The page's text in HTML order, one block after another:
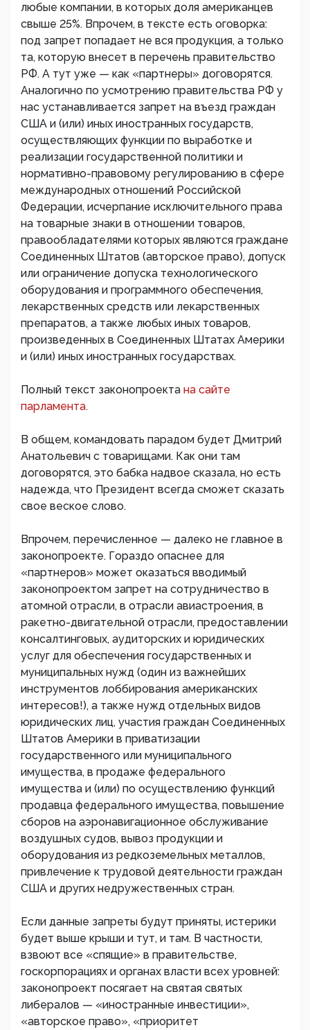
любые компании, в которых доля американцев
свыше 25%. Впрочем, в тексте есть оговорка:
под запрет попадает не вся продукция, а только
та, которую внесет в перечень правительство
РФ. А тут уже — как «партнеры» договорятся.
Аналогично по усмотрению правительства РФ у
нас устанавливается запрет на въезд граждан
США и (или) иных иностранных государств,
осуществляющих функции по выработке и
реализации государственной политики и
нормативно-правовому регулированию в сфере
международных отношений Российской
Федерации, исчерпание исключительного права
на товарные знаки в отношении товаров,
правообладателями которых являются граждане
Соединенных Штатов (авторское право), допуск
или ограничение допуска технологического
оборудования и программного обеспечения,
лекарственных средств или лекарственных
препаратов, а также любых иных товаров,
произведенных в Соединенных Штатах Америки
и (или) иных иностранных государствах.
Полный текст законопроекта на сайте
парламента.
В общем, командовать парадом будет Дмитрий
Анатольевич с товарищами. Как они там
договорятся, это бабка надвое сказала, но есть
надежда, что Президент всегда сможет сказать
свое веское слово.
Впрочем, перечисленное — далеко не главное в
законопроекте. Гораздо опаснее для
«партнеров» может оказаться вводимый
законопроектом запрет на сотрудничество в
атомной отрасли, в отрасли авиастроения, в
ракетно-двигательной отрасли, предоставлении
консалтинговых, аудиторских и юридических
услуг для обеспечения государственных и
муниципальных нужд (один из важнейших
инструментов лоббирования американских
интересов!), а также нужд отдельных видов
юридических лиц, участия граждан Соединенных
Штатов Америки в приватизации
государственного или муниципального
имущества, в продаже федерального
имущества и (или) по осуществлению функций
продавца федерального имущества, повышение
сборов на аэронавигационное обслуживание
воздушных судов, вывоз продукции и
оборудования из редкоземельных металлов,
привлечение к трудовой деятельности граждан
США и других недружественных стран.
Если данные запреты будут приняты, истерики
будет выше крыши и тут, и там. В частности,
взвоют все «спящие» в правительстве,
госкорпорациях и органах власти всех уровней:
законопроект посягает на святая святых
либералов — «иностранные инвестиции»,
«авторское право», «приоритет